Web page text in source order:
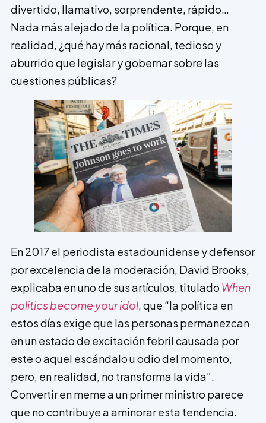
divertido, llamativo, sorprendente, rápido…
Nada más alejado de la política. Porque, en
realidad, ¿qué hay más racional, tedioso y
aburrido que legislar y gobernar sobre las
cuestiones públicas?
En 2017 el periodista estadounidense y defensor
por excelencia de la moderación, David Brooks,
explicaba en uno de sus artículos, titulado When
politics become your idol, que “la política en
estos días exige que las personas permanezcan
en un estado de excitación febril causada por
este o aquel escándalo u odio del momento,
pero, en realidad, no transforma la vida”.
Convertir en meme a un primer ministro parece
que no contribuye a aminorar esta tendencia.